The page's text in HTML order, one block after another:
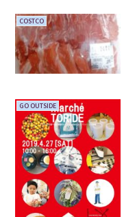
COSTCO
GO OUTSIDE